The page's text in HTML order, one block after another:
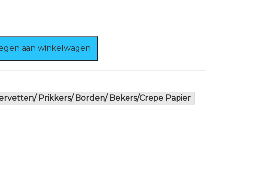
aan winkelwagen
Prikkers/ Borden/ Bekers/Crepe Papier